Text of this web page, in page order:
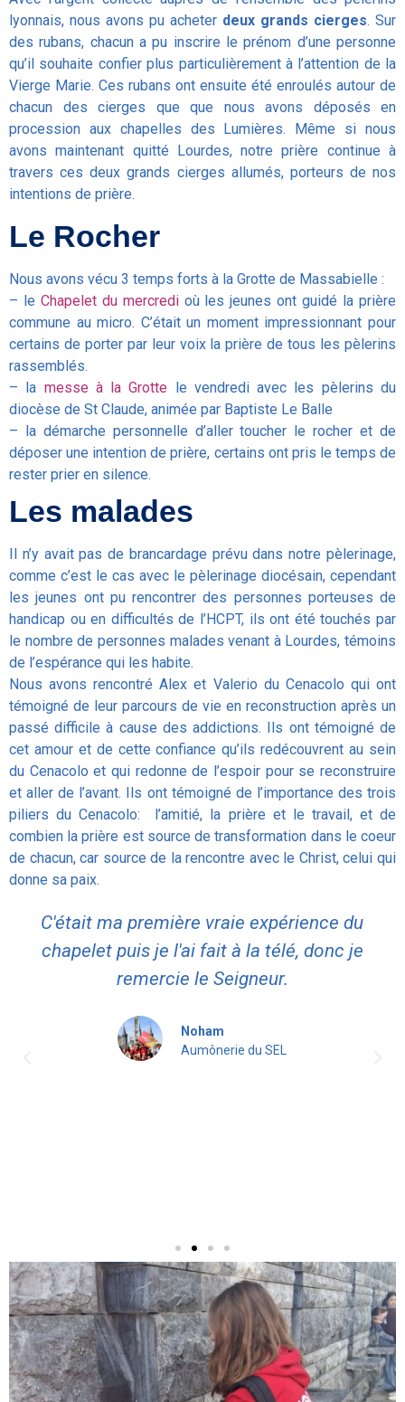
lyonnais, nous avons pu acheter deux grands cierges. Sur
des rubans, chacun a pu inscrire le prénom d’une personne
qu’il souhaite confier plus particulièrement à l’attention de la
Vierge Marie. Ces rubans ont ensuite été enroulés autour de
chacun des cierges que que nous avons déposés en
procession aux chapelles des Lumières. Même si nous
avons maintenant quitté Lourdes, notre prière continue à
travers ces deux grands cierges allumés, porteurs de nos
intentions de prière.
Le Rocher
Nous avons vécu 3 temps forts à la Grotte de Massabielle :
– le Chapelet du mercredioù les jeunes ont guidé la prière
commune au micro. C’était un moment impressionnant pour
certains de porter par leur voix la prière de tous les pèlerins
rassemblés.
– la messe à la Grotte le vendredi avec les pèlerins du
diocèse de St Claude, animée par Baptiste Le Balle
– la démarche personnelle d’aller toucher le rocher et de
déposer une intention de prière, certains ont pris le temps de
rester prier en silence.
Les malades
Il n’y avait pas de brancardage prévu dans notre pèlerinage,
comme c’est le cas avec le pèlerinage diocésain, cependant
les jeunes ont pu rencontrer des personnes porteuses de
handicap ou en difficultés de l’HCPT, ils ont été touchés par
le nombre de personnes malades venant à Lourdes, témoins
de l’espérance qui les habite.
Nous avons rencontré Alex et Valerio du Cenacolo qui ont
témoigné de leur parcours de vie en reconstruction après un
passé difficile à cause des addictions. Ils ont témoigné de
cet amour et de cette confiance qu’ils redécouvrent au sein
du Cenacolo et qui redonne de l’espoir pour se reconstruire
et aller de l’avant. Ils ont témoigné de l’importance des trois
piliers du Cenacolo: l’amitié, la prière et le travail, et de
combien la prière est source de transformation dans le coeur
de chacun, car source de la rencontre avec le Christ, celui qui
donne sa paix.
C'était ma première vraie expérience du
chapelet puis je l'ai fait à la télé, donc je
remercie le Seigneur.
Noham
Aumônerie du SEL